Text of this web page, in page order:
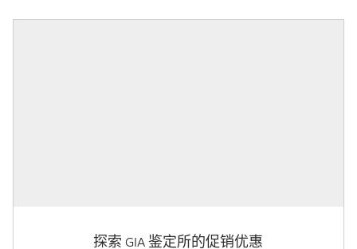
探索 GIA 鉴定所的促销优惠